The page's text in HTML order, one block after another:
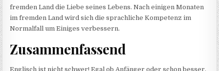
fremden Land die Liebe seines Lebens. Nach einigen Monaten
im fremden Land wird sich die sprachliche Kompetenz im
Normalfall um Einiges verbessern.
Zusammenfassend
Englisch ist nicht schwer! Egal ob Anfänger oder schon besser,